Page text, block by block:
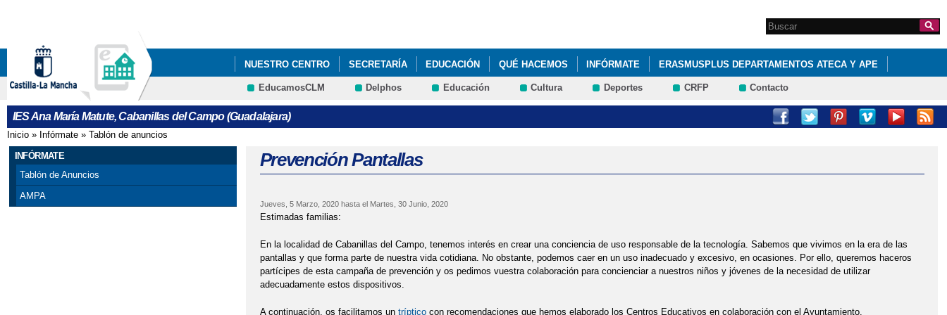
Formulario de
búsqueda
Search this site
NUESTRO CENTRO SECRETARÍA EDUCACIÓN QUÉ HACEMOS INFÓRMATE ERASMUSPLUS DEPARTAMENTOS ATECA Y APE
"PREMATRÍCULA" PARA ELECCIÓN DE MATERIAS EN EL CURSO 2020-21. LISTADO DE ENLACES A FORMULARIOS Y A INFORMACIÓN SOBRE MATERIAS
OPTATIVAS.
"PREMATRÍCULA" PARA LA ELECCIÓN DE MATERIAS EN EL CURSO 2021-22. PLAZO DEL 26 ABRIL AL 3 DE MAYO DE 2021
ADMISIÓN CICLOS FORMATIVOS FORMACIÓN PROFESIONAL PARA CURSO 2026-27
ALUMNADO DE REALIZA CAMBIO CENTRO O ETAPA: PROCESO DE ADMISIÓN PARA CURSO 2020.21
AMPA VILLA DE CABANILLAS: INFORMACIÓN E INSCRIPCIONES 2022-23
EducamosCLM Delphos Educación Cultura Deportes CRFP Contacto
IES Ana María Matute, Cabanillas del Campo (Guadalajara)
Se encuentra usted aquí
Inicio » Infórmate » Tablón de anuncios
INFÓRMATE
Tablón de Anuncios
AMPA
Prevención Pantallas
Jueves, 5 Marzo, 2020hasta el Martes, 30 Junio, 2020
Estimadas familias:
En la localidad de Cabanillas del Campo, tenemos interés en crear una conciencia de uso responsable de la tecnología. Sabemos que vivimos en la era de las
pantallas y que forma parte de nuestra vida cotidiana. No obstante, podemos caer en un uso inadecuado y excesivo, en ocasiones. Por ello, queremos haceros
partícipes de esta campaña de prevención y os pedimos vuestra colaboración para concienciar a nuestros niños y jóvenes de la necesidad de utilizar
adecuadamente estos dispositivos.
A continuación, os facilitamos un trípticocon recomendaciones que hemos elaborado los Centros Educativos en colaboración con el Ayuntamiento.